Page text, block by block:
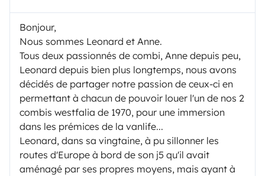
Bonjour,
Nous sommes Leonard et Anne.
Tous deux passionnés de combi, Anne depuis peu,
Leonard depuis bien plus longtemps, nous avons
décidés de partager notre passion de ceux-ci en
permettant à chacun de pouvoir louer l'un de nos 2
combis westfalia de 1970, pour une immersion
dans les prémices de la vanlife...
Leonard, dans sa vingtaine, à pu sillonner les
routes d'Europe à bord de son j5 qu'il avait
aménagé par ses propres moyens, mais ayant à